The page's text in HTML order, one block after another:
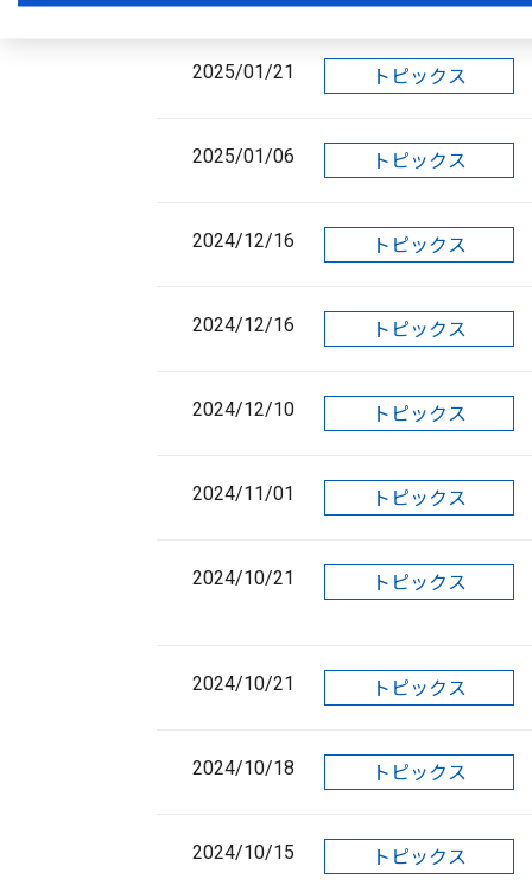
2025/01/21 トピックス
2025/01/06 トピックス
2024/12/16 トピックス
2024/12/16 トピックス
2024/12/10 トピックス
2024/11/01 トピックス
2024/10/21 トピックス
2024/10/21 トピックス
2024/10/18 トピックス
2024/10/15 トピックス